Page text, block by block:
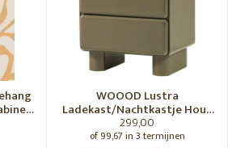
WOOOD Lustra
Ladekast/Nachtkastje Hout
Hoogglans Groen [Fsc]
299,00
of 99,67 in 3 termijnen